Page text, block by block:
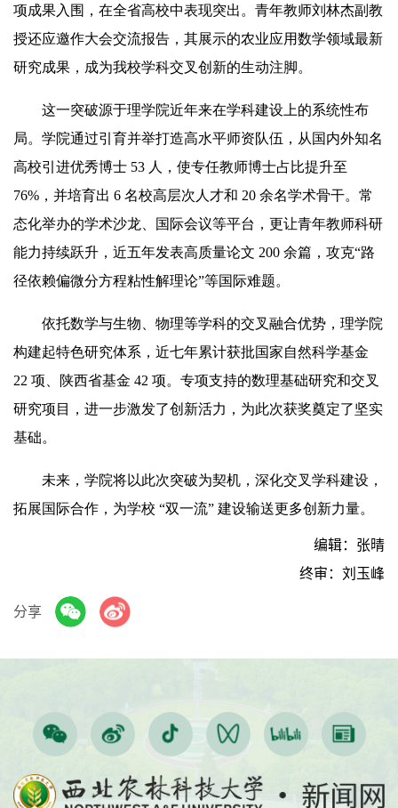
项成果入围，在全省高校中表现突出。青年教师刘林杰副教
授还应邀作大会交流报告，其展示的农业应用数学领域最新
研究成果，成为我校学科交叉创新的生动注脚。
这一突破源于理学院近年来在学科建设上的系统性布
局。学院通过引育并举打造高水平师资队伍，从国内外知名
高校引进优秀博士 53 人，使专任教师博士占比提升至
76%，并培育出 6 名校高层次人才和 20 余名学术骨干。常
态化举办的学术沙龙、国际会议等平台，更让青年教师科研
能力持续跃升，近五年发表高质量论文 200 余篇，攻克“路
径依赖偏微分方程粘性解理论”等国际难题。
依托数学与生物、物理等学科的交叉融合优势，理学院
构建起特色研究体系，近七年累计获批国家自然科学基金
22 项、陕西省基金 42 项。专项支持的数理基础研究和交叉
研究项目，进一步激发了创新活力，为此次获奖奠定了坚实
基础。
未来，学院将以此次突破为契机，深化交叉学科建设，
拓展国际合作，为学校 “双一流” 建设输送更多创新力量。
编辑：张晴
终审：刘玉峰
分享